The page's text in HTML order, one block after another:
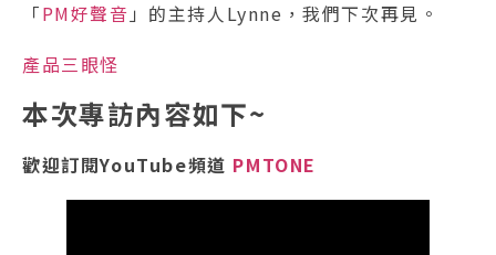
「PM好聲音 」的主持人Lynne，我們下次再見。
產品三眼怪
本次專訪內容如下~
歡迎訂閱YouTube頻道 PMTONE